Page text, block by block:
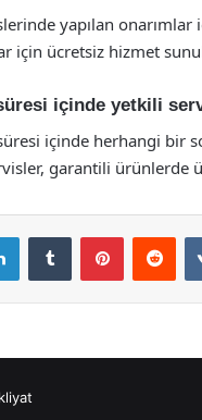
yapılan
için ücretsiz hizmet
içinde yetkili
içinde herhangi bir
garantili ürünlerde
LinkedInTumblr Pinterest